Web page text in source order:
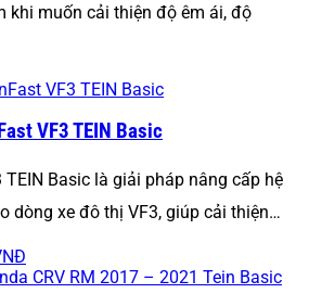
khi muốn cải thiện độ êm ái, độ
VF3 TEIN Basic
TEIN Basic là giải pháp nâng cấp hệ
dòng xe đô thị VF3, giúp cải thiện…